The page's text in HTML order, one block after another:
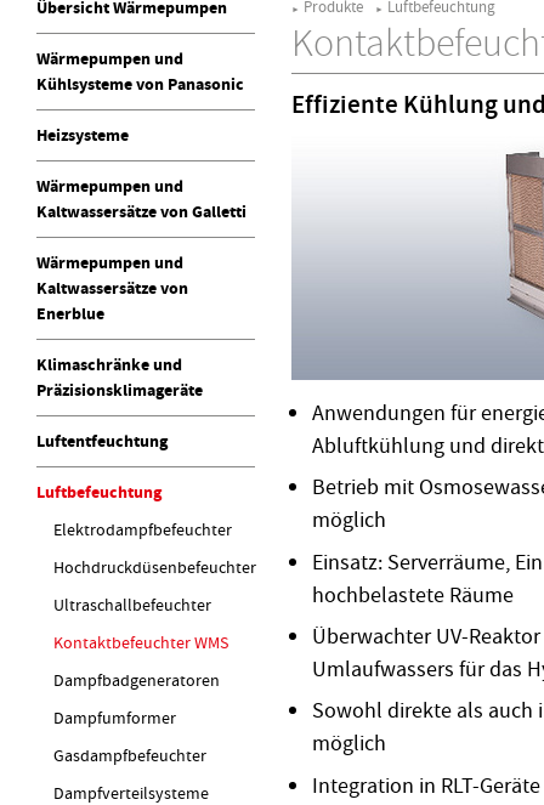
Übersicht Wärmepumpen
Wärmepumpen und
Kühlsysteme von Panasonic
Heizsysteme
Wärmepumpen und
Kaltwassersätze von Galletti
Wärmepumpen und
Kaltwassersätze von
Enerblue
Klimaschränke und
Präzisionsklimageräte
Luftentfeuchtung
Luftbefeuchtung
Elektrodampfbefeuchter
Hochdruckdüsenbefeuchter
Ultraschallbefeuchter
Kontaktbefeuchter WMS
Dampfbadgeneratoren
Dampfumformer
Gasdampfbefeuchter
Dampfverteilsysteme
► Produkte ► Luftbefeuchtung
Effiziente Kühlung
Anwendungen für
Abluftkühlung und
Betrieb mit
möglich
Einsatz: Serverräume,
hochbelastete Räume
Überwachter UV-
Umlaufwassers für das
Sowohl direkte als
möglich
Integration in RLT-